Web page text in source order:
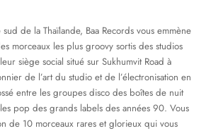
de la Thaïlande, Baa Records vous emmène
morceaux les plus groovy sortis des studios
siège social situé sur Sukhumvit Road à
de l’art du studio et de l’électronisation en
entre les groupes disco des boîtes de nuit
pop des grands labels des années 90. Vous
de 10 morceaux rares et glorieux qui vous